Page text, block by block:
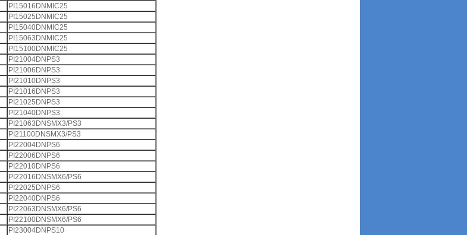
PI15016DNMIC25
PI15025DNMIC25
PI15040DNMIC25
PI15063DNMIC25
PI15100DNMIC25
PI21004DNPS3
PI21006DNPS3
PI21010DNPS3
PI21016DNPS3
PI21025DNPS3
PI21040DNPS3
PI21063DNSMX3/PS3
PI21100DNSMX3/PS3
PI22004DNPS6
PI22006DNPS6
PI22010DNPS6
PI22016DNSMX6/PS6
PI22025DNPS6
PI22040DNPS6
PI22063DNSMX6/PS6
PI22100DNSMX6/PS6
PI23004DNPS10